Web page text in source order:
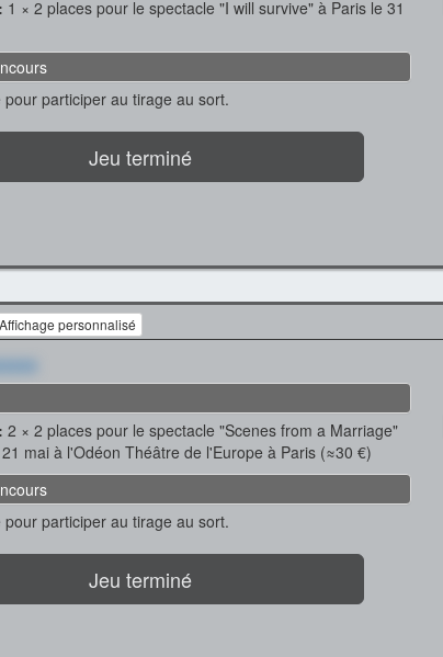
1 × 2 places pour le spectacle "I will survive" à Paris le 31
participer au tirage au sort.
Jeu terminé
Affichage personnalisé
2 × 2 places pour le spectacle "Scenes from a Marriage"
mai à l'Odéon Théâtre de l'Europe à Paris (≈30 €)
participer au tirage au sort.
Jeu terminé